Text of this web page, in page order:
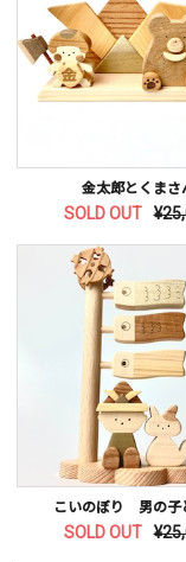
金太郎とくまさ
SOLD OUT
こいのぼり 男の子
SOLD OUT